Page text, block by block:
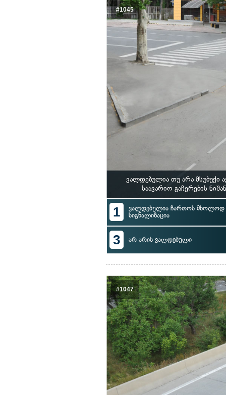
#1045
ვალდებულია თუ არა მსუბუქი
საავარიო გაჩერების
1
ვალდებულია ჩართოს მხოლოდ
სიგნალიზაცია
3 არ არის ვალდებული
#1047